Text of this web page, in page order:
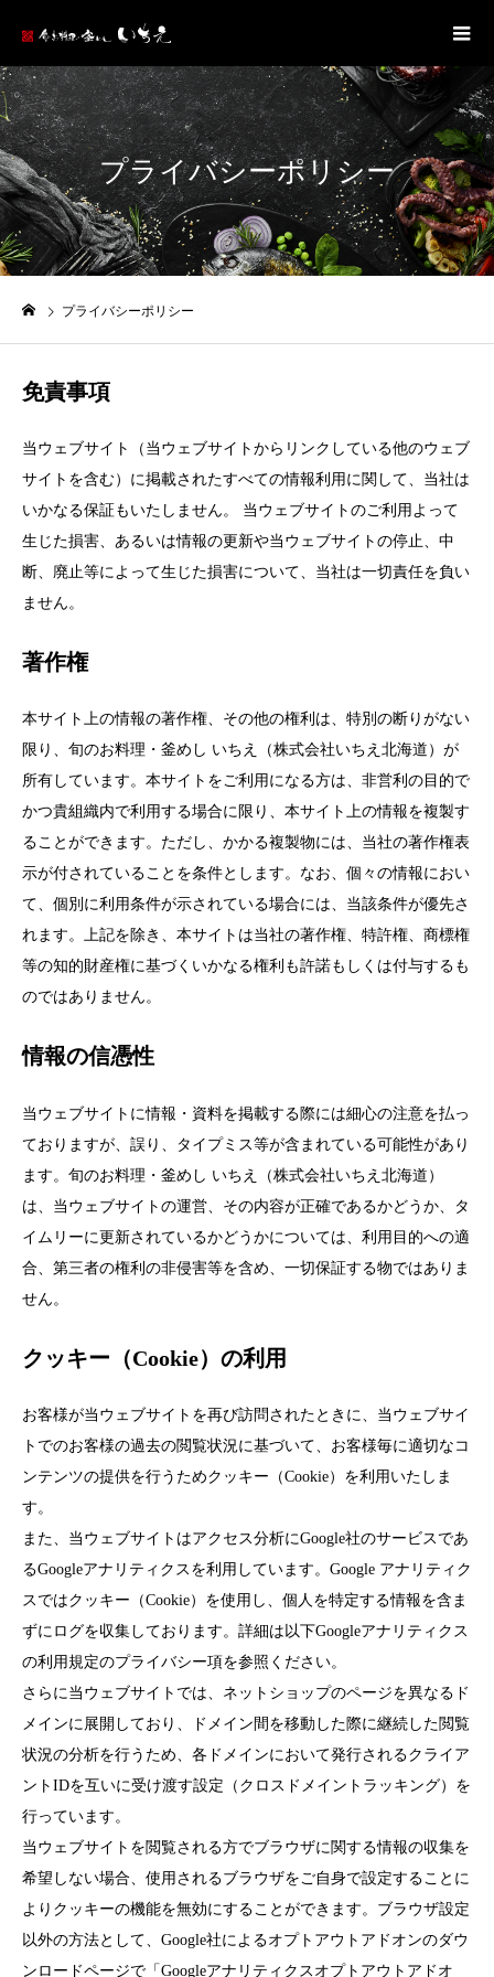
プライバシーポリシー
プライバシーポリシー
免責事項
当ウェブサイト（当ウェブサイトからリンクしている他のウェブ
サイトを含む）に掲載されたすべての情報利用に関して、当社は
いかなる保証もいたしません。 当ウェブサイトのご利用よって
生じた損害、あるいは情報の更新や当ウェブサイトの停止、中
断、廃止等によって生じた損害について、当社は一切責任を負い
ません。
著作権
本サイト上の情報の著作権、その他の権利は、特別の断りがない
限り、旬のお料理・釜めし いちえ（株式会社いちえ北海道）が
所有しています。本サイトをご利用になる方は、非営利の目的で
かつ貴組織内で利用する場合に限り、本サイト上の情報を複製す
ることができます。ただし、かかる複製物には、当社の著作権表
示が付されていることを条件とします。なお、個々の情報におい
て、個別に利用条件が示されている場合には、当該条件が優先さ
れます。上記を除き、本サイトは当社の著作権、特許権、商標権
等の知的財産権に基づくいかなる権利も許諾もしくは付与するも
のではありません。
情報の信憑性
当ウェブサイトに情報・資料を掲載する際には細心の注意を払っ
ておりますが、誤り、タイプミス等が含まれている可能性があり
ます。旬のお料理・釜めし いちえ（株式会社いちえ北海道）
は、当ウェブサイトの運営、その内容が正確であるかどうか、タ
イムリーに更新されているかどうかについては、利用目的への適
合、第三者の権利の非侵害等を含め、一切保証する物ではありま
せん。
クッキー（Cookie）の利用
お客様が当ウェブサイトを再び訪問されたときに、当ウェブサイ
トでのお客様の過去の閲覧状況に基づいて、お客様毎に適切なコ
ンテンツの提供を行うためクッキー（Cookie）を利用いたしま
す。
また、当ウェブサイトはアクセス分析にGoogle社のサービスであ
るGoogleアナリティクスを利用しています。Google アナリティク
スではクッキー（Cookie）を使用し、個人を特定する情報を含ま
ずにログを収集しております。詳細は以下Googleアナリティクス
の利用規定のプライバシー項を参照ください。
さらに当ウェブサイトでは、ネットショップのページを異なるド
メインに展開しており、ドメイン間を移動した際に継続した閲覧
状況の分析を行うため、各ドメインにおいて発行されるクライア
ントIDを互いに受け渡す設定（クロスドメイントラッキング）を
行っています。
当ウェブサイトを閲覧される方でブラウザに関する情報の収集を
希望しない場合、使用されるブラウザをご自身で設定することに
よりクッキーの機能を無効にすることができます。ブラウザ設定
以外の方法として、Google社によるオプトアウトアドオンのダウ
ンロードページで「Googleアナリティクスオプトアウトアドオ